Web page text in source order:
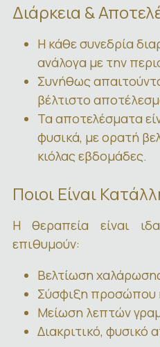
Διάρκεια &
Η κάθε συνεδρία
ανάλογα με την
Συνήθως
βέλτιστο
Τα αποτελέσματα
φυσικά, με ορατή
κιόλας εβδομάδες.
Ποιοι Είναι
Η θεραπεία είναι
επιθυμούν:
Βελτίωση
Σύσφιξη προσώπου
Μείωση λεπτών
Διακριτικό, φυσικό